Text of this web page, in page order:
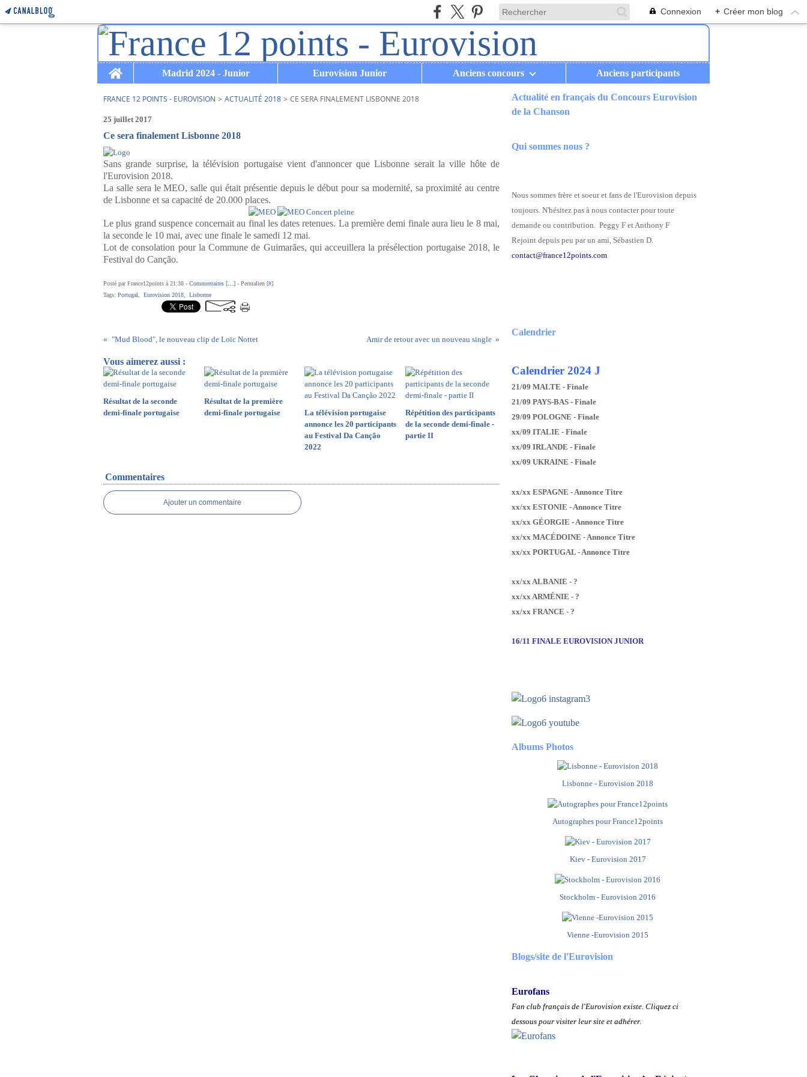
Connexion + Créer mon blog
Home
Madrid 2024 - Junior Eurovision Junior Anciens concours Anciens participants
FRANCE 12 POINTS - EUROVISION > ACTUALITÉ 2018 > CE SERA FINALEMENT LISBONNE 2018
25 juillet 2017
Ce sera finalement Lisbonne 2018
Sans grande surprise, la télévision portugaise vient d'annoncer que Lisbonne serait la ville hôte de
l'Eurovision 2018.
La salle sera le MEO, salle qui était présentie depuis le début pour sa modernité, sa proximité au centre
de Lisbonne et sa capacité de 20.000 places.
Le plus grand suspence concernait au final les dates retenues. La première demi finale aura lieu le 8 mai,
la seconde le 10 mai, avec une finale le samedi 12 mai.
Lot de consolation pour la Commune de Guimarães, qui acceuillera la présélection portugaise 2018, le
Festival do Canção.
Posté par France12points à 21:38 - Commentaires [ ] - Permalien [#]
Tags: Portugal Eurovision 2018 Lisbonne
"Mud Blood", le nouveau clip de Loïc Nottet Amir de retour avec un nouveau single
Vous aimerez aussi :
Résultat de la seconde
demi-finale portugaise
Résultat de la première
demi-finale portugaise
La télévision portugaise
annonce les 20 participants
au Festival Da Canção
2022
Répétition des participants
de la seconde demi-finale -
partie II
Commentaires
Ajouter un commentaire
Actualité en français du Concours Eurovision
de la Chanson
Qui sommes nous ?
Nous sommes frère et soeur et fans de l'Eurovision depuis
toujours. N'hésitez pas à nous contacter pour toute
demande ou contribution. Peggy F et Anthony F
Rejoint depuis peu par un ami, Sébastien D.
contact@france12points.com
Calendrier
Calendrier 2024 J
21/09 MALTE - Finale
21/09 PAYS-BAS - Finale
29/09 POLOGNE - Finale
xx/09 ITALIE - Finale
xx/09 IRLANDE - Finale
xx/09 UKRAINE - Finale
xx/xx ESPAGNE - Annonce Titre
xx/xx ESTONIE - Annonce Titre
xx/xx GÉORGIE - Annonce Titre
xx/xx MACÉDOINE - Annonce Titre
xx/xx PORTUGAL - Annonce Titre
xx/xx ALBANIE - ?
xx/xx ARMÉNIE - ?
xx/xx FRANCE - ?
16/11 FINALE EUROVISION JUNIOR
Albums Photos
Lisbonne - Eurovision 2018
Autographes pour France12points
Kiev - Eurovision 2017
Stockholm - Eurovision 2016
Vienne -Eurovision 2015
Blogs/site de l'Eurovision
Eurofans
Fan club français de l'Eurovision existe. Cliquez ci
dessous pour visiter leur site et adhérer.